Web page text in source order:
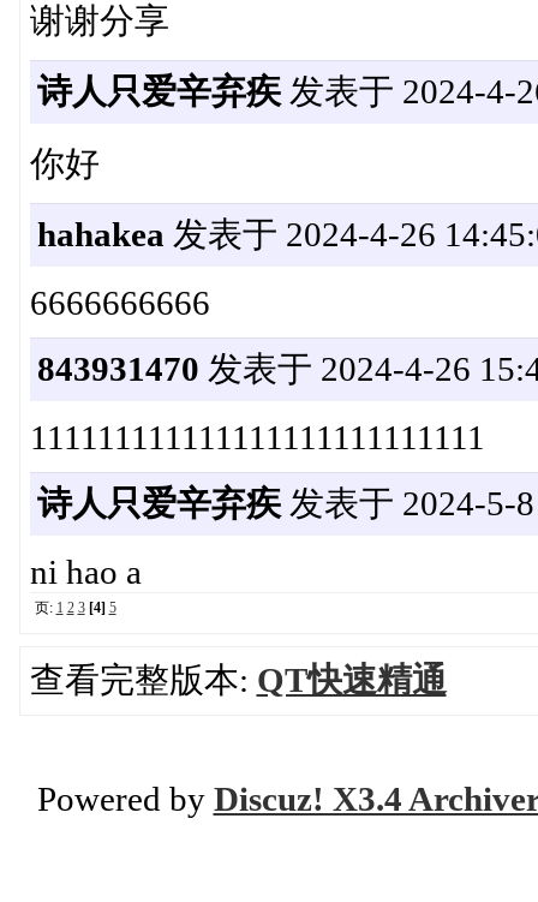
谢谢分享
诗人只爱辛弃疾发表于 2024-4-
你好
hahakea 发表于 2024-4-26
6666666666
843931470 发表于 2024-4-26
111111111111111111111111111
诗人只爱辛弃疾发表于 2024-5-8
ni hao a
页: 1 2 3 [4] 5
查看完整版本: QT快速精通
Powered by Discuz! X3.4